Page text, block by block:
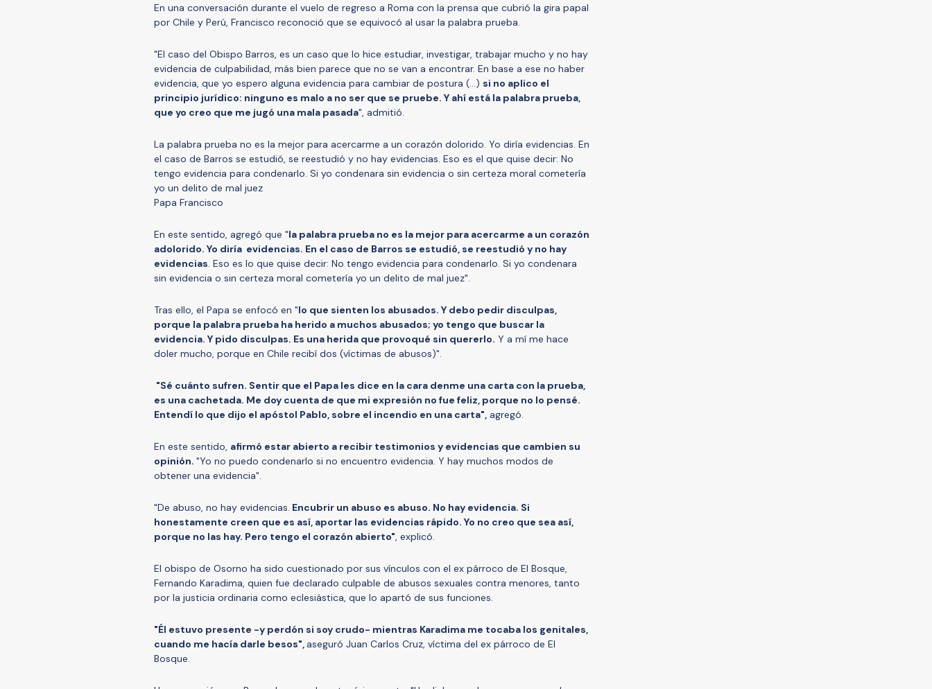
En una conversación durante el vuelo de regreso a Roma con la prensa que cubrió la gira papal
por Chile y Perú, Francisco reconoció que se equivocó al usar la palabra prueba.
"El caso del Obispo Barros, es un caso que lo hice estudiar, investigar, trabajar mucho y no hay
evidencia de culpabilidad, más bien parece que no se van a encontrar. En base a ese no haber
evidencia, que yo espero alguna evidencia para cambiar de postura (...) si no aplico el
principio jurídico: ninguno es malo a no ser que se pruebe. Y ahí está la palabra prueba,
que yo creo que me jugó una mala pasada", admitió.
La palabra prueba no es la mejor para acercarme a un corazón dolorido. Yo diría evidencias. En
el caso de Barros se estudió, se reestudió y no hay evidencias. Eso es el que quise decir: No
tengo evidencia para condenarlo. Si yo condenara sin evidencia o sin certeza moral cometería
yo un delito de mal juez
Papa Francisco
En este sentido, agregó que "la palabra prueba no es la mejor para acercarme a un corazón
adolorido. Yo diría evidencias. En el caso de Barros se estudió, se reestudió y no hay
evidencias. Eso es lo que quise decir: No tengo evidencia para condenarlo. Si yo condenara
sin evidencia o sin certeza moral cometería yo un delito de mal juez".
Tras ello, el Papa se enfocó en "lo que sienten los abusados. Y debo pedir disculpas,
porque la palabra prueba ha herido a muchos abusados; yo tengo que buscar la
evidencia. Y pido disculpas. Es una herida que provoqué sin quererlo. Y a mí me hace
doler mucho, porque en Chile recibí dos (víctimas de abusos)".
"Sé cuánto sufren. Sentir que el Papa les dice en la cara denme una carta con la prueba,
es una cachetada. Me doy cuenta de que mi expresión no fue feliz, porque no lo pensé.
Entendí lo que dijo el apóstol Pablo, sobre el incendio en una carta", agregó.
En este sentido, afirmó estar abierto a recibir testimonios y evidencias que cambien su
opinión. "Yo no puedo condenarlo si no encuentro evidencia. Y hay muchos modos de
obtener una evidencia".
"De abuso, no hay evidencias. Encubrir un abuso es abuso. No hay evidencia. Si
honestamente creen que es así, aportar las evidencias rápido. Yo no creo que sea así,
porque no las hay. Pero tengo el corazón abierto", explicó.
El obispo de Osorno ha sido cuestionado por sus vínculos con el ex párroco de El Bosque,
Fernando Karadima, quien fue declarado culpable de abusos sexuales contra menores, tanto
por la justicia ordinaria como eclesiástica, que lo apartó de sus funciones.
"Él estuvo presente -y perdón si soy crudo- mientras Karadima me tocaba los genitales,
cuando me hacía darle besos", aseguró Juan Carlos Cruz, víctima del ex párroco de El
Bosque.